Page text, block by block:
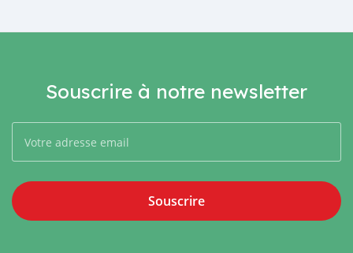
Souscrire à notre newsletter
Souscrire